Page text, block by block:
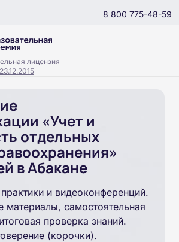
8 800 775-48-59
лицензия
«Учет и
отдельных
в Абакане
и видеоконференций.
материалы, самостоятельная
проверка знаний.
(корочки).